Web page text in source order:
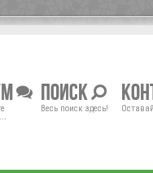
Поиск
Весь поиск здесь!